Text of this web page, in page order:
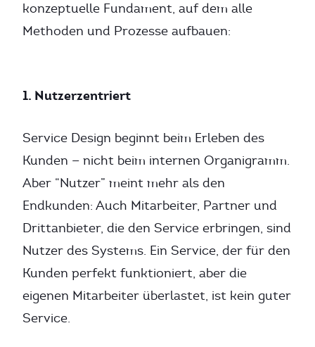
konzeptuelle Fundament, auf dem alle
Methoden und Prozesse aufbauen:
1. Nutzerzentriert
Service Design beginnt beim Erleben des
Kunden — nicht beim internen Organigramm.
Aber “Nutzer” meint mehr als den
Endkunden: Auch Mitarbeiter, Partner und
Drittanbieter, die den Service erbringen, sind
Nutzer des Systems. Ein Service, der für den
Kunden perfekt funktioniert, aber die
eigenen Mitarbeiter überlastet, ist kein guter
Service.